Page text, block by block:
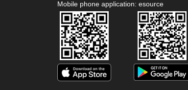
Mobile phone application: esource